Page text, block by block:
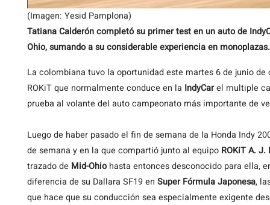
(Imagen: Yesid Pamplona)
Tatiana Calderón completó su primer test en un auto de
Ohio, sumando a su considerable experiencia en monoplazas.
La colombiana tuvo la oportunidad este martes 6 de junio
ROKiT que normalmente conduce en la IndyCarel multiple
prueba al volante del auto campeonato más importante de
Luego de haber pasado el fin de semana de la Honda Indy
de semana y en la que compartió junto al equipo ROKiT A. J.
trazado de Mid-Ohiohasta entonces desconocido para ella,
diferencia de su Dallara SF19 en Super Fórmula Japonesa,
que hace que su conducción sea especialmente exigente